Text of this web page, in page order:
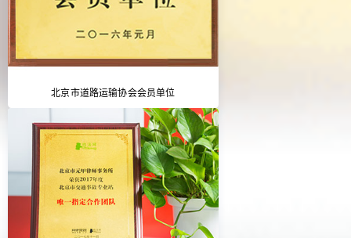
北京市道路运输协会会员单位